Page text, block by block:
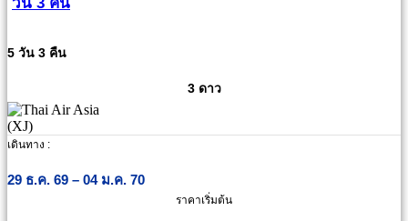
5 วัน 3 คืน
3 ดาว
เดินทาง :
29 ธ.ค. 69 – 04 ม.ค. 70
ราคาเริ่มต้น